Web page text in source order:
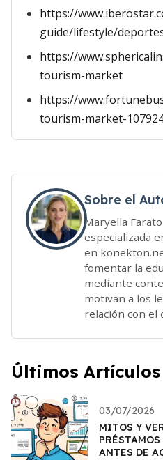
https://
guide/lifestyle/
https://
tourism-market
https://
tourism-market-
Sobre el
Maryella
especializada
en
fomentar la
mediante
motivan a los
relación con el
Últimos Artículos
03/07/2026
MITOS Y
ANTES DE